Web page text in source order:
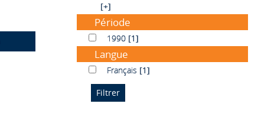
[+]
Période
1990 1990 [1]
Langue
FrançaisFrançais [1]